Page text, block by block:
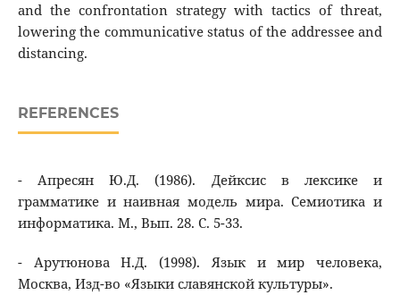
and the confrontation strategy with tactics of threat,
lowering the communicative status of the addressee and
distancing.
REFERENCES
- Апресян Ю.Д. (1986). Дейксис в лексике и
грамматике и наивная модель мира. Семиотика и
информатика. М., Вып. 28. С. 5-33.
- Арутюнова Н.Д. (1998). Язык и мир человека,
Москва, Изд-во «Языки славянской культуры».